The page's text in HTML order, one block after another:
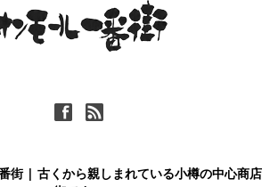
ä ñ
街 | 古くから親しまれている小樽の中心商店